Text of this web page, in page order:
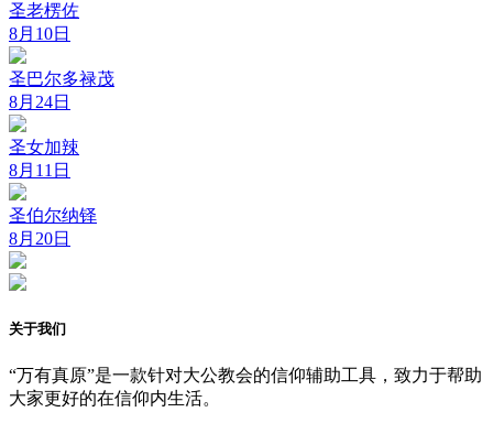
圣老楞佐
8月10日
圣巴尔多禄茂
8月24日
圣女加辣
8月11日
圣伯尔纳铎
8月20日
关于我们
“万有真原”是一款针对大公教会的信仰辅助工具，致力于帮助
大家更好的在信仰内生活。